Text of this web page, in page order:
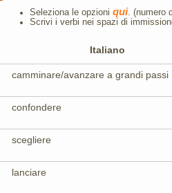
Seleziona le opzioni qui. (numero
Scrivi i verbi nei spazi di
Italiano
camminare/avanzare a grandi passi
confondere
scegliere
lanciare